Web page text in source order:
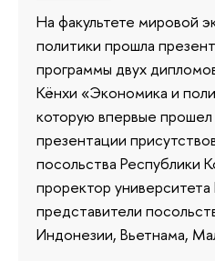
На факультете мировой
политики прошла
программы двух
Кёнхи «Экономика и
которую впервые
презентации
посольства Республики
проректор университета
представители
Индонезии, Вьетнама,